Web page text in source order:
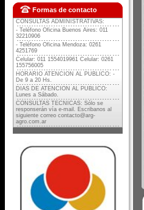
Formas de contacto
CONSULTAS ADMINISTRATIVAS:
- Teléfono Oficina Buenos Aires: 011
32210906
- Teléfono Oficina Mendoza: 0261
4251769
Celular: 011 1554019961 Celular: 0261
155756005
HORARIO ATENCION AL PUBLICO: -
De 9 a 20 Hs.
DIAS DE ATENCION AL PUBLICO:
Lunes a Sábado.
CONSULTAS TECNICAS: Sólo se
responserán vía e-mail. Escribanos al
siguiente correo contacto@arg-
agro.com.ar